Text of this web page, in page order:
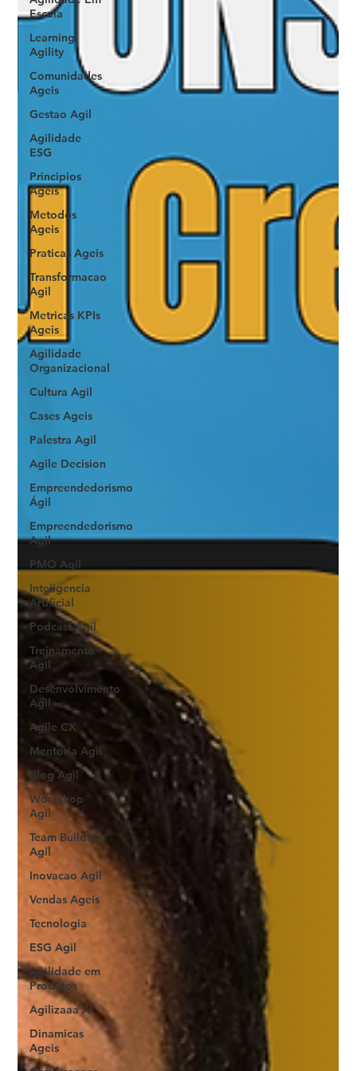
Escala
Learning
Agility
Comunidades
Ageis
Gestao Agil
Agilidade
ESG
Principios
Ageis
Metodos
Ageis
Praticas Ageis
Transformacao
Agil
Metricas KPIs
Ageis
Agilidade
Organizacional
Cultura Agil
Cases Ageis
Palestra Agil
Agile Decision
Empreendedorismo
Ágil
Empreendedorismo
Agil
PMO Agil
Inteligencia
Artificial
Podcast Agil
Treinamento
Agil
Desenvolvimento
Agil
Agile CX
Mentoria Agil
Blog Agil
Workshop
Agil
Team Building
Agil
Inovacao Agil
Vendas Ageis
Tecnologia
ESG Agil
Agilidade em
Produtos
Agilizaaa AI
Dinamicas
Ageis